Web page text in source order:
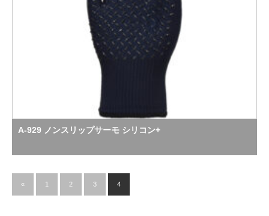
A-929 ノンスリップサーモ シリコン+
« 1 2 3 4